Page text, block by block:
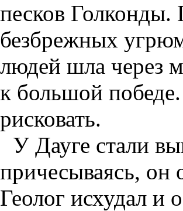
песков
безбрежных
людей шла через
к большой
рисковать.
У Дауге стали
причесываясь, он
Геолог исхудал и